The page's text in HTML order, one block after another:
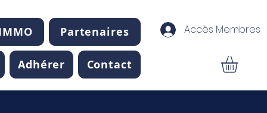
Partenaires
Adhérer Contact
Accès Membres